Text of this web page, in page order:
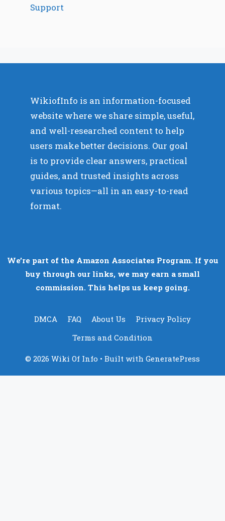
Support
WikiofInfo is an information-focused
website where we share simple, useful,
and well-researched content to help
users make better decisions. Our goal
is to provide clear answers, practical
guides, and trusted insights across
various topics—all in an easy-to-read
format.
We’re part of the Amazon Associates Program. If you
buy through our links, we may earn a small
commission. This helps us keep going.
DMCA FAQ About Us
Privacy Policy
Terms and Condition
© 2026 Wiki Of Info • Built with GeneratePress